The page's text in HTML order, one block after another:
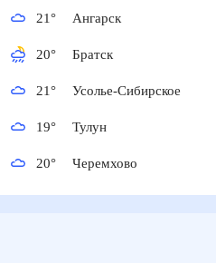
21° Ангарск
20° Братск
21° Усолье-Сибирское
19° Тулун
20° Черемхово